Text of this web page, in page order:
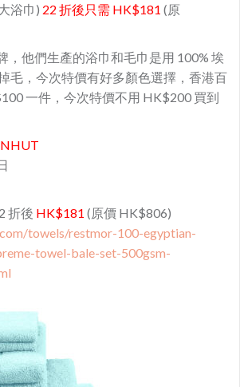
浴巾) 22 折後只需 HK$181 (原
，他們生產的浴巾和毛巾是用 100% 埃
毛，今次特價有好多顏色選擇，香港百
一件，今次特價不用 HK$200 買到
折後 HK$181 (原價 HK$806)
towels/restmor-100-egyptian-
towel-bale-set-500gsm-